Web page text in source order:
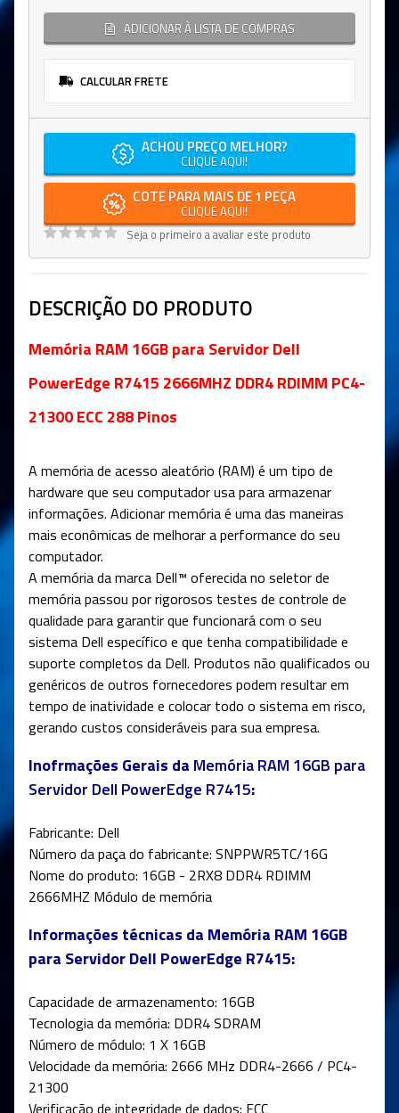
ADICIONAR À LISTA DE COMPRAS
CALCULAR FRETE
ACHOU PREÇO MELHOR?
CLIQUE AQUI!
COTE PARA MAIS DE 1 PEÇA
CLIQUE AQUI!
Seja o primeiro a avaliar este produto
DESCRIÇÃO DO PRODUTO
Memória RAM 16GB para Servidor Dell
PowerEdge R7415 2666MHZ DDR4 RDIMM PC4-
21300 ECC 288 Pinos
A memória de acesso aleatório (RAM) é um tipo de
hardware que seu computador usa para armazenar
informações. Adicionar memória é uma das maneiras
mais econômicas de melhorar a performance do seu
computador.
A memória da marca Dell™ oferecida no seletor de
memória passou por rigorosos testes de controle de
qualidade para garantir que funcionará com o seu
sistema Dell específico e que tenha compatibilidade e
suporte completos da Dell. Produtos não qualificados ou
genéricos de outros fornecedores podem resultar em
tempo de inatividade e colocar todo o sistema em risco,
gerando custos consideráveis para sua empresa.
Inofrmações Gerais da Memória RAM 16GB para
Servidor Dell PowerEdge R7415:
Fabricante: Dell
Número da paça do fabricante: SNPPWR5TC/16G
Nome do produto: 16GB - 2RX8 DDR4 RDIMM
2666MHZ Módulo de memória
Informações técnicas da Memória RAM 16GB
para Servidor Dell PowerEdge R7415:
Capacidade de armazenamento: 16GB
Tecnologia da memória: DDR4 SDRAM
Número de módulo: 1 X 16GB
Velocidade da memória: 2666 MHz DDR4-2666 / PC4-
21300